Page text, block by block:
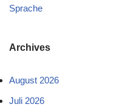
Sprache
Archives
August 2026
Juli 2026